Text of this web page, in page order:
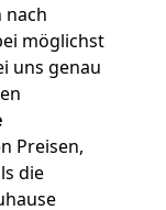
nach
möglichst
uns genau
Preisen,
die